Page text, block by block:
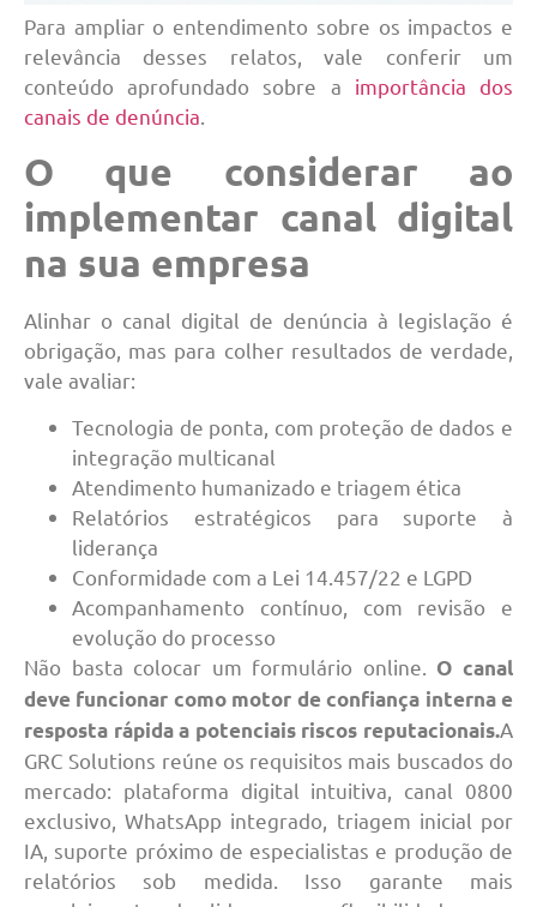
Para ampliar o entendimento sobre os impactos e
relevância desses relatos, vale conferir um
conteúdo aprofundado sobre a importância dos
canais de denúncia
O que considerar ao
implementar canal digital
na sua empresa
Alinhar o canal digital de denúncia à legislação é
obrigação, mas para colher resultados de verdade,
vale avaliar:
Tecnologia de ponta, com proteção de dados e
integração multicanal
Atendimento humanizado e triagem ética
Relatórios estratégicos para suporte à
liderança
Conformidade com a Lei 14.457/22 e LGPD
Acompanhamento contínuo, com revisão e
evolução do processo
Não basta colocar um formulário online. O canal
deve funcionar como motor de confiança interna e
resposta rápida a potenciais riscos reputacionais.A
GRC Solutions reúne os requisitos mais buscados do
mercado: plataforma digital intuitiva, canal 0800
exclusivo, WhatsApp integrado, triagem inicial por
IA, suporte próximo de especialistas e produção de
relatórios sob medida. Isso garante mais